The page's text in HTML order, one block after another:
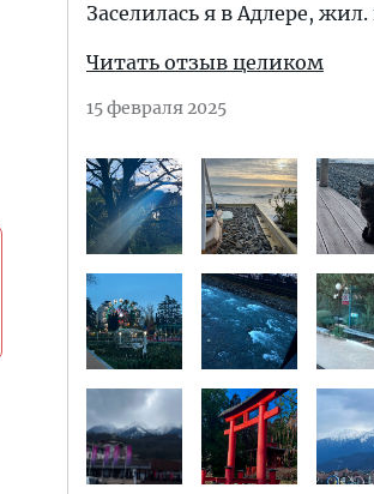
Заселилась я в Адлере,
Читать отзыв целиком
15 февраля 2025